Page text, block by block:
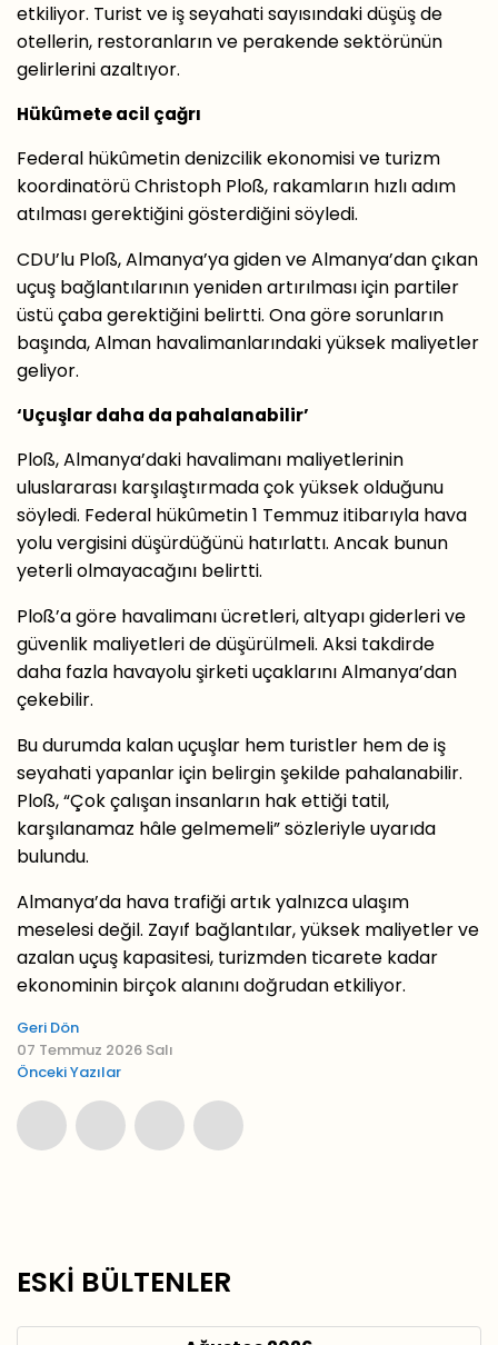
etkiliyor. Turist ve iş seyahati sayısındaki düşüş de
otellerin, restoranların ve perakende sektörünün
gelirlerini azaltıyor.
Hükûmete acil çağrı
Federal hükûmetin denizcilik ekonomisi ve turizm
koordinatörü Christoph Ploß, rakamların hızlı adım
atılması gerektiğini gösterdiğini söyledi.
CDU’lu Ploß, Almanya’ya giden ve Almanya’dan çıkan
uçuş bağlantılarının yeniden artırılması için partiler
üstü çaba gerektiğini belirtti. Ona göre sorunların
başında, Alman havalimanlarındaki yüksek maliyetler
geliyor.
‘Uçuşlar daha da pahalanabilir’
Ploß, Almanya’daki havalimanı maliyetlerinin
uluslararası karşılaştırmada çok yüksek olduğunu
söyledi. Federal hükûmetin 1 Temmuz itibarıyla hava
yolu vergisini düşürdüğünü hatırlattı. Ancak bunun
yeterli olmayacağını belirtti.
Ploß’a göre havalimanı ücretleri, altyapı giderleri ve
güvenlik maliyetleri de düşürülmeli. Aksi takdirde
daha fazla havayolu şirketi uçaklarını Almanya’dan
çekebilir.
Bu durumda kalan uçuşlar hem turistler hem de iş
seyahati yapanlar için belirgin şekilde pahalanabilir.
Ploß, “Çok çalışan insanların hak ettiği tatil,
karşılanamaz hâle gelmemeli” sözleriyle uyarıda
bulundu.
Almanya’da hava trafiği artık yalnızca ulaşım
meselesi değil. Zayıf bağlantılar, yüksek maliyetler ve
azalan uçuş kapasitesi, turizmden ticarete kadar
ekonominin birçok alanını doğrudan etkiliyor.
Geri Dön
07 Temmuz 2026 Salı
Önceki Yazılar
ESKİ BÜLTENLER